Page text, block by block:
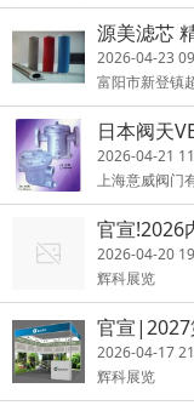
源美滤芯
2026-04-23
富阳市新登镇
日本阀天
2026-04-21
上海意威阀门
官宣!2026
备博览会
2026-04-20
辉科展览
官宣|2027
2026-04-17
辉科展览